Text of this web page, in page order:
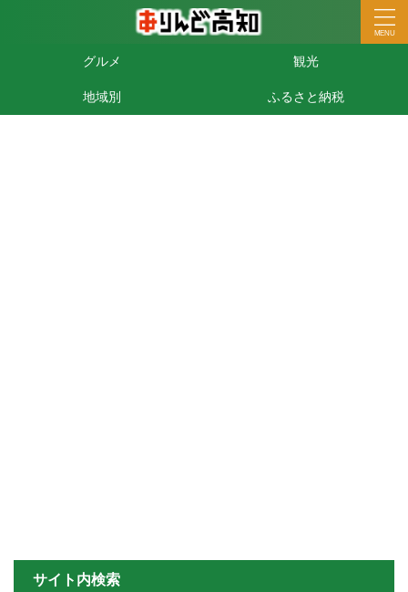
グルメ 観光
地域別 ふるさと納税
サイト内検索